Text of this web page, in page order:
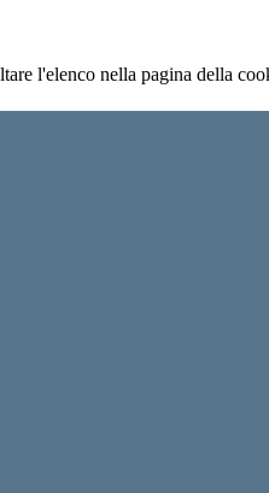
l'elenco nella pagina della